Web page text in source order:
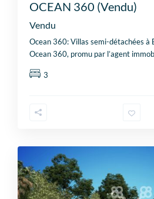
OCEAN 360 (Vendu)
Vendu
Ocean 360: Villas semi-détachées à
Ocean 360, promu par l’agent
3